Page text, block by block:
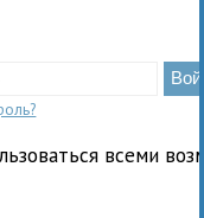
всеми